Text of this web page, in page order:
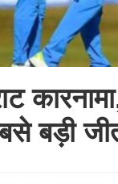
बड़ी